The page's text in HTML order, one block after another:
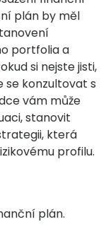
plán by měl
portfolia a
si nejste jisti,
se konzultovat s
vám může
stanovit
která
profilu.
plán.